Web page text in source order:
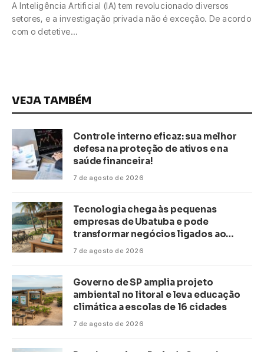
A Inteligência Artificial (IA) tem revolucionado diversos
setores, e a investigação privada não é exceção. De acordo
com o detetive…
VEJA TAMBÉM
Controle interno eficaz: sua melhor
defesa na proteção de ativos e na
saúde financeira!
7 de agosto de 2026
Tecnologia chega às pequenas
empresas de Ubatuba e pode
transformar negócios ligados ao
turismo no litoral
7 de agosto de 2026
Governo de SP amplia projeto
ambiental no litoral e leva educação
climática a escolas de 16 cidades
7 de agosto de 2026